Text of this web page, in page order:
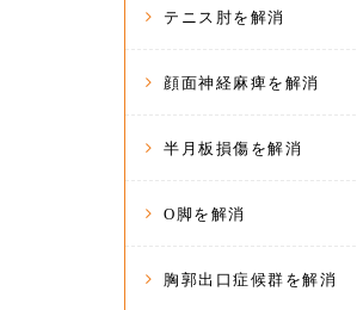
テニス肘を解消
顔面神経麻痺を解消
半月板損傷を解消
O脚を解消
胸郭出口症候群を解消